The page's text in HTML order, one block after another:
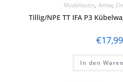
Modellautos,Armee,
Tillig/NPE TT IFA P3
€17,99
In den